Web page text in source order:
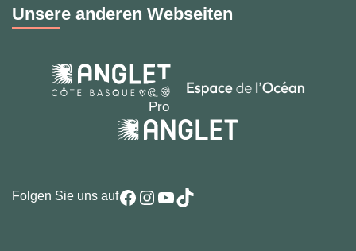
Unsere anderen Webseiten
Folgen Sie uns aufFacebook
Instagram
YouTube
TikTok